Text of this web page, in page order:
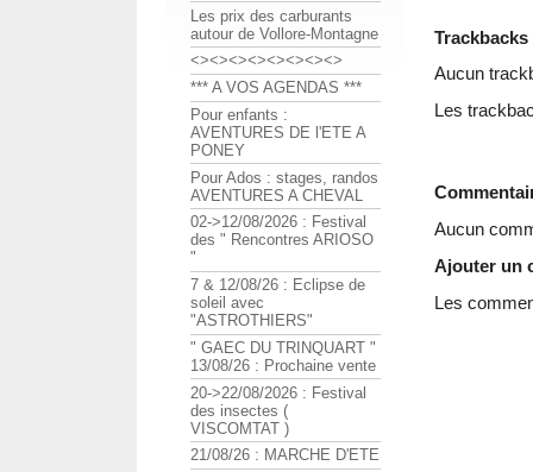
Trackbacks
Aucun
Les
Aucun
Ajouter un
Les
Les prix des carburants
autour de Vollore-Montagne
<><><><><><><><>
*** A VOS AGENDAS ***
Pour enfants :
AVENTURES DE l'ETE A
PONEY
Pour Ados : stages, randos
AVENTURES A CHEVAL
02->12/08/2026 : Festival
des " Rencontres ARIOSO
"
7 & 12/08/26 : Eclipse de
soleil avec
"ASTROTHIERS"
" GAEC DU TRINQUART "
13/08/26 : Prochaine vente
20->22/08/2026 : Festival
des insectes (
VISCOMTAT )
21/08/26 : MARCHE D'ETE